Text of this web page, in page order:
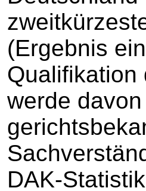
(Ergebnis
Qualifikation
werde
DAK-